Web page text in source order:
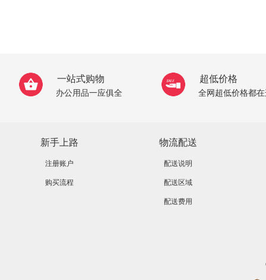
一站式购物
办公用品一应俱全
超低价格
全网超低价格都
新手上路
注册账户
购买流程
物流配送
配送说明
配送区域
配送费用